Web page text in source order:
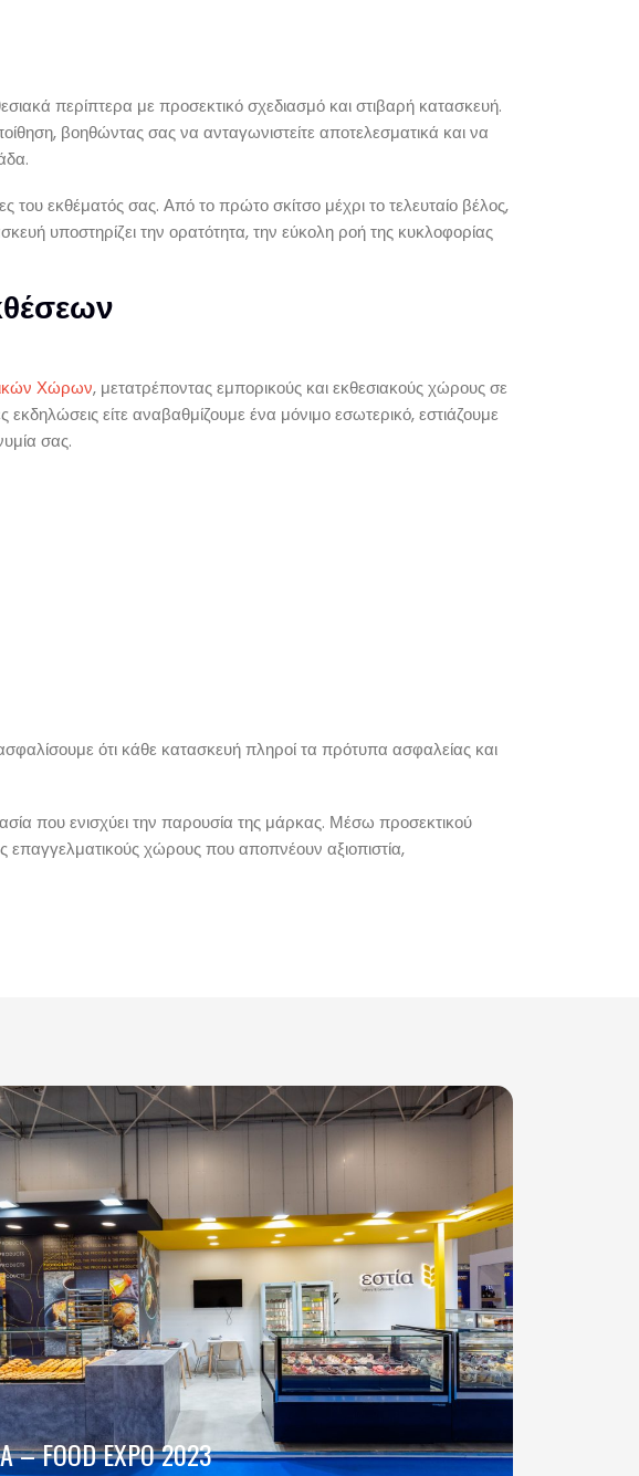
περίπτερα με προσεκτικό σχεδιασμό και στιβαρή κατασκευή.
βοηθώντας σας να ανταγωνιστείτε αποτελεσματικά και να
του εκθέματός σας. Από το πρώτο σκίτσο μέχρι το τελευταίο βέλος,
υποστηρίζει την ορατότητα, την εύκολη ροή της κυκλοφορίας
Χώρων, μετατρέποντας εμπορικούς και εκθεσιακούς χώρους σε
είτε αναβαθμίζουμε ένα μόνιμο εσωτερικό, εστιάζουμε
σας.
ότι κάθε κατασκευή πληροί τα πρότυπα ασφαλείας και
που ενισχύει την παρουσία της μάρκας. Μέσω προσεκτικού
επαγγελματικούς χώρους που αποπνέουν αξιοπιστία,
– FOOD EXPO 2023